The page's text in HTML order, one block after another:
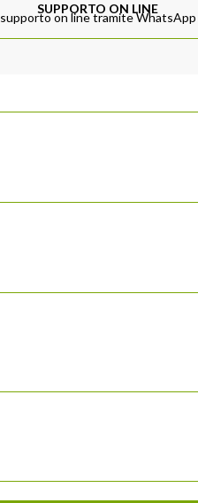
SUPPORTO ON LINE
supporto on line tramite WhatsApp